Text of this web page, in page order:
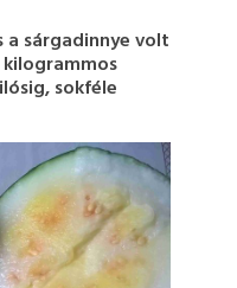
a sárgadinnye volt
sokféle